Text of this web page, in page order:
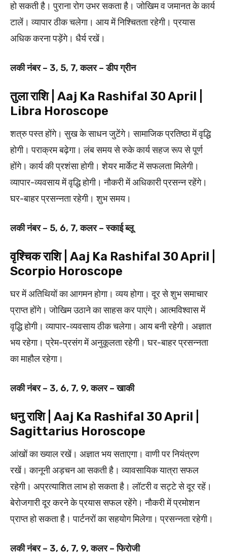
हो सकती है। पुराना रोग उभर सकता है। जोखिम व जमानत के कार्य
टालें। व्यापार ठीक चलेगा। आय में निश्चितता रहेगी। प्रयास
अधिक करना पड़ेंगे। धैर्य रखें।
लकी नंबर – 3, 5, 7, कलर – डीप ग्रीन
तुला राशि | Aaj Ka Rashifal 30 April |
Libra Horoscope
शत्रु पस्त होंगे। सुख के साधन जुटेंगे। सामाजिक प्रतिष्ठा में वृद्धि
होगी। पराक्रम बढ़ेगा। लंब समय से रुके कार्य सहज रूप से पूर्ण
होंगे। कार्य की प्रशंसा होगी। शेयर मार्केट में सफलता मिलेगी।
व्यापार-व्यवसाय में वृद्धि होगी। नौकरी में अधिकारी प्रसन्न रहेंगे।
घर-बाहर प्रसन्नता रहेगी। शुभ समय।
लकी नंबर – 5, 6, 7, कलर – स्काई ब्लू
वृश्चिक राशि | Aaj Ka Rashifal 30 April |
Scorpio Horoscope
घर में अतिथियों का आगमन होगा। व्यय होगा। दूर से शुभ समाचार
प्राप्त होंगे। जोखिम उठाने का साहस कर पाएंगे। आत्मविश्वास में
वृद्धि होगी। व्यापार-व्यवसाय ठीक चलेगा। आय बनी रहेगी। अज्ञात
भय रहेगा। प्रेम-प्रसंग में अनुकूलता रहेगी। घर-बाहर प्रसन्नता
का माहौल रहेगा।
लकी नंबर – 3, 6, 7, 9, कलर – खाकी
धनु राशि | Aaj Ka Rashifal 30 April |
Sagittarius Horoscope
आंखों का ख्याल रखें। अज्ञात भय सताएगा। वाणी पर नियंत्रण
रखें। कानूनी अड़चन आ सकती है। व्यावसायिक यात्रा सफल
रहेगी। अप्रत्याशित लाभ हो सकता है। लॉटरी व सट्टे से दूर रहें।
बेरोजगारी दूर करने के प्रयास सफल रहेंगे। नौकरी में प्रमोशन
प्राप्त हो सकता है। पार्टनरों का सहयोग मिलेगा। प्रसन्नता रहेगी।
लकी नंबर – 3, 6, 7, 9, कलर – फिरोजी